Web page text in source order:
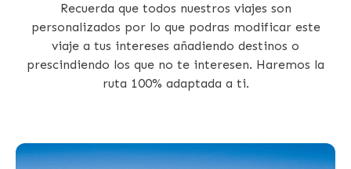
Recuerda que todos nuestros viajes son
personalizados por lo que podras modificar este
viaje a tus intereses añadiendo destinos o
prescindiendo los que no te interesen. Haremos la
ruta 100% adaptada a ti.